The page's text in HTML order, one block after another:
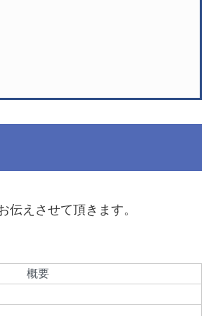
伝えさせて頂きます。
概要